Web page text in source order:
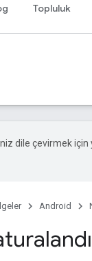
Topluluk
dile çevirmek
Android